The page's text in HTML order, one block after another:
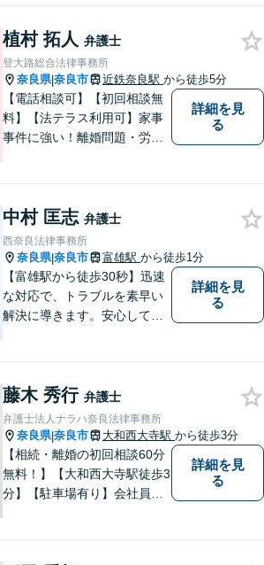
ています。法律トラブルでお
悩みごとがありましたら、お
気軽にご相談ください。
植村 拓人 弁護士
登大路総合法律事務所
奈良県|奈良市 近鉄奈良駅 から徒歩5分
【電話相談可】【初回相談無
料】【法テラス利用可】家事
事件に強い！離婚問題・労働
談しやすい弁護士を目指す
【夜間・休日面談可】【完全
個室】【近鉄奈良駅5分】
詳細を見
る
中村 匡志 弁護士
西奈良法律事務所
奈良県|奈良市 富雄駅 から徒歩1分
【富雄駅から徒歩30秒】迅速
な対応で、トラブルを素早い
解決に導きます。安心して話
続・遺言・交通事故・借金・
債務整理などはお任せくださ
い。
詳細を見
る
藤木 秀行 弁護士
弁護士法人ナラハ奈良法律事務所
奈良県|奈良市 大和西大寺駅 から徒歩3分
【相続・離婚の初回相談60分
無料！】【大和西大寺駅徒歩3
分】【駐車場有り】会社員を
詳細を見
る